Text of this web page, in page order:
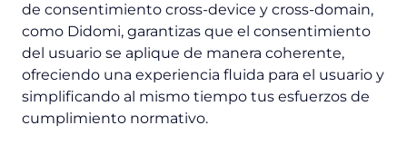
de consentimiento cross-device y cross-domain,
como Didomi, garantizas que el consentimiento
del usuario se aplique de manera coherente,
ofreciendo una experiencia fluida para el usuario y
simplificando al mismo tiempo tus esfuerzos de
cumplimiento normativo.